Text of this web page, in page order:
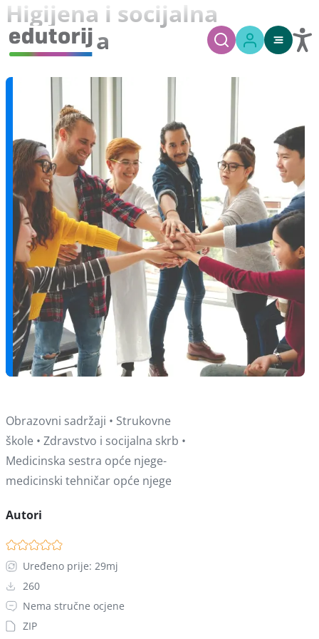
Higijena i socijalna
medicina
Obrazovni sadržaji • Strukovne
škole • Zdravstvo i socijalna skrb •
Medicinska sestra opće njege-
medicinski tehničar opće njege
Autori
Uređeno prije: 29mj
260
Nema stručne ocjene
ZIP